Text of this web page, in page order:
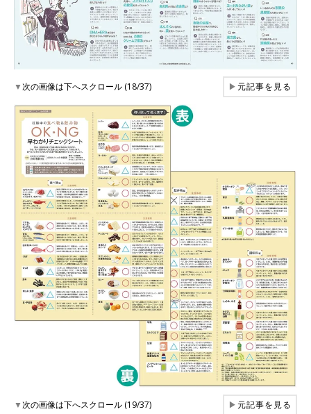
▼次の画像は下へスクロール (18/37) ▶元記事を見る
▼次の画像は下へスクロール (19/37) ▶元記事を見る